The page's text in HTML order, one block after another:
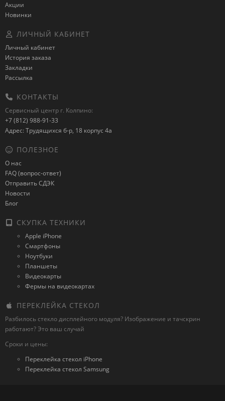
Акции
Новинки
ЛИЧНЫЙ КАБИНЕТ
Личный кабинет
История заказа
Закладки
Рассылка
КОНТАКТЫ
Сервисный центр г. Колпино:
+7 (812) 988-91-33
Адрес: Трудящихся б-р, 18 корпус 4а
ПОЛЕЗНОЕ
О нас
FAQ (вопрос-ответ)
Отправить СДЭК
Новости
Блог
СКУПКА ТЕХНИКИ
Apple iPhone
Смартфоны
Ноутбуки
Планшеты
Видеокарты
Фермы на видеокартах
ПЕРЕКЛЕЙКА СТЕКОЛ
Разбилось стекло дисплейного модуля? Изображение и тачскрин
работают? Это ваш случай
Сроки и цены:
Переклейка стекол iPhone
Переклейка стекол Samsung